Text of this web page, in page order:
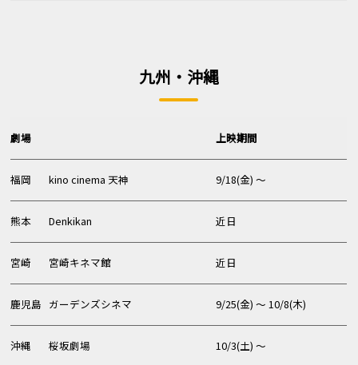
九州・沖縄
劇場 上映期間
福岡 kino cinema 天神 9/18(金) 〜
熊本 Denkikan 近日
宮崎 宮崎キネマ館 近日
鹿児島 ガーデンズシネマ 9/25(金) 〜 10/8(木)
沖縄 桜坂劇場 10/3(土) 〜